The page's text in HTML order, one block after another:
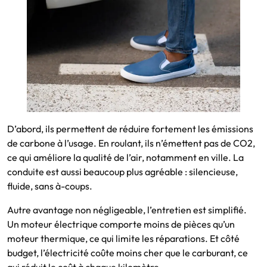
D’abord, ils permettent de réduire fortement les émissions
de carbone à l’usage. En roulant, ils n’émettent pas de CO2,
ce qui améliore la qualité de l’air, notamment en ville. La
conduite est aussi beaucoup plus agréable : silencieuse,
fluide, sans à-coups.
Autre avantage non négligeable, l’entretien est simplifié.
Un moteur électrique comporte moins de pièces qu’un
moteur thermique, ce qui limite les réparations. Et côté
budget, l’électricité coûte moins cher que le carburant, ce